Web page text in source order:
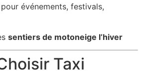
événements, festivals,
sentiers de motoneige l’hiver
Taxi